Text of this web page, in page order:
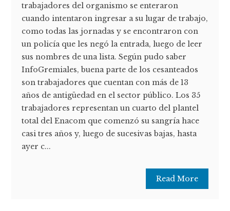
trabajadores del organismo se enteraron
cuando intentaron ingresar a su lugar de trabajo,
como todas las jornadas y se encontraron con
un policía que les negó la entrada, luego de leer
sus nombres de una lista. Según pudo saber
InfoGremiales, buena parte de los cesanteados
son trabajadores que cuentan con más de 13
años de antigüedad en el sector público. Los 35
trabajadores representan un cuarto del plantel
total del Enacom que comenzó su sangría hace
casi tres años y, luego de sucesivas bajas, hasta
ayer c...
Read More